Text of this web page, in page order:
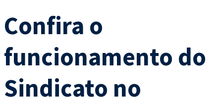
Confira o
funcionamento do
Sindicato no